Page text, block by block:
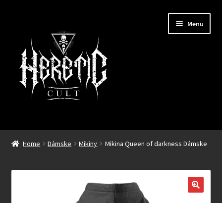
navigáciu
obsah
Menu
Novinky
menu
Home Dámske Mikiny Mikina Queen of darkness Dámske